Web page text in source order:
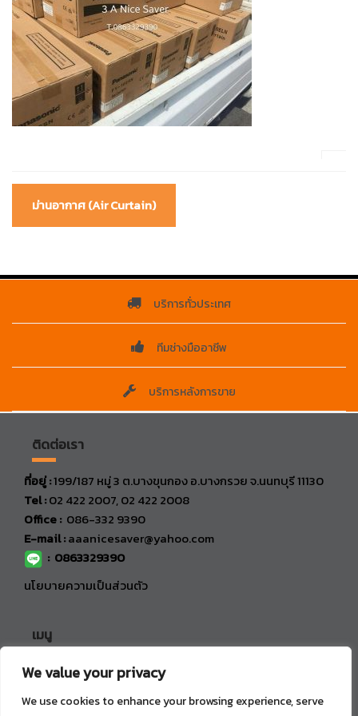
We value your privacy
We use cookies to enhance your browsing experience, serve
Post
navigation
ม่านอากาศ (Air Curtain)
บริการทั่วประเทศ
ทีมช่างมืออาชีพ
บริการหลังการขาย
ติดต่อเรา
ที่อยู่ :199/187 หมู่ 3 ต.บางขุนกอง อ.บางกรวย จ.นนทบุรี 11130
Tel :02 422 2007, 02 422 2008
Office : 086-332 9390
E-mail :aaanicesaver@yahoo.com
: 0863329390
นโยบายความเป็นส่วนตัว
เมนู
หน้าแรก
วิธีการสั่งซื้อ